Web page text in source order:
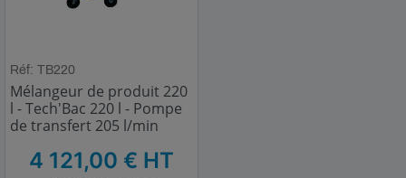
Réf: TB220
Mélangeur de produit 220
l - Tech'Bac 220 l - Pompe
de transfert 205 l/min
4 121,00 € HT